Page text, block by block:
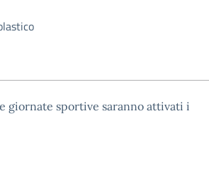
giornate sportive saranno attivati i